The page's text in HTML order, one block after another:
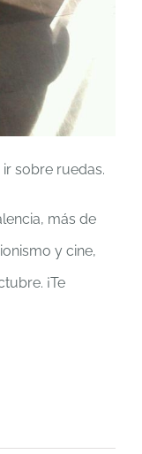
sobre ruedas.
más de
y cine,
¡Te